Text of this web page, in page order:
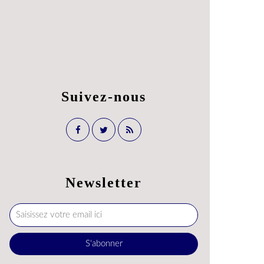
Newsletter
Suivez-nous